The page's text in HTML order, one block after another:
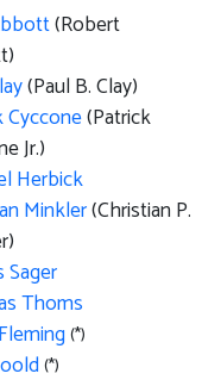
(Robert
(Paul B. Clay)
Cyccone(Patrick
Jr.)
Herbick
Minkler(Christian P.
Sager
Thoms
(*)
(*)